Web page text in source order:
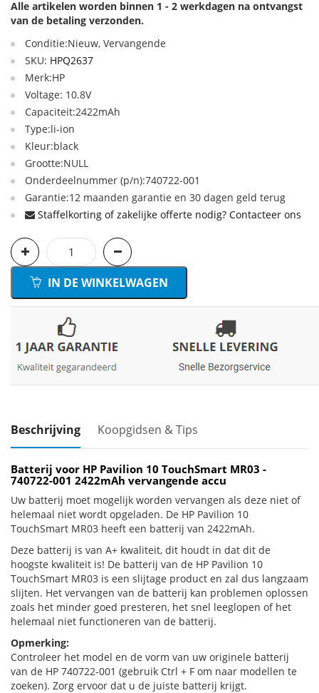
Alle artikelen worden binnen 1 - 2 werkdagen na ontvangst
van de betaling verzonden.
Conditie:Nieuw, Vervangende
SKU: HPQ2637
Merk:HP
Voltage: 10.8V
Capaciteit:2422mAh
Type:li-ion
Kleur:black
Grootte:NULL
Onderdeelnummer (p/n):740722-001
Garantie:12 maanden garantie en 30 dagen geld terug
Staffelkorting of zakelijke offerte nodig? Contacteer ons
IN DE WINKELWAGEN
Beschrijving Koopgidsen & Tips
Batterij voor HP Pavilion 10 TouchSmart MR03 -
740722-001 2422mAh vervangende accu
Uw batterij moet mogelijk worden vervangen als deze niet of
helemaal niet wordt opgeladen. De HP Pavilion 10
TouchSmart MR03 heeft een batterij van 2422mAh.
Deze batterij is van A+ kwaliteit, dit houdt in dat dit de
hoogste kwaliteit is! De batterij van de HP Pavilion 10
TouchSmart MR03 is een slijtage product en zal dus langzaam
slijten. Het vervangen van de batterij kan problemen oplossen
zoals het minder goed presteren, het snel leeglopen of het
helemaal niet functioneren van de batterij.
Opmerking:
Controleer het model en de vorm van uw originele batterij
van de HP 740722-001 (gebruik Ctrl + F om naar modellen te
zoeken). Zorg ervoor dat u de juiste batterij krijgt.